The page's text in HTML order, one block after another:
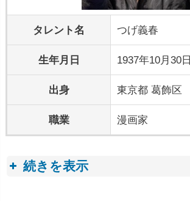
タレント名 つげ義春
生年月日 1937年10月30日
出身 東京都 葛飾区
職業 漫画家
続きを表示